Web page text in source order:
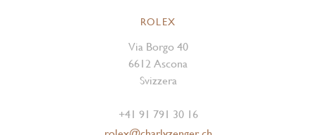
ROLEX
Via Borgo 40
6612 Ascona
Svizzera
+41 91 791 30 16